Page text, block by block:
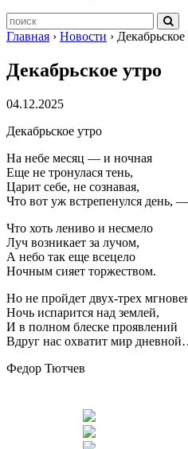
Главная › Новости › Декабрьское
Декабрьское утро
04.12.2025
Декабрьское утро
На небе месяц — и ночная
Еще не тронулася тень,
Царит себе, не сознавая,
Что вот уж встрепенулся день, —
Что хоть лениво и несмело
Луч возникает за лучом,
А небо так еще всецело
Ночным сияет торжеством.
Но не пройдет двух-трех
Ночь испарится над землей,
И в полном блеске проявлений
Вдруг нас охватит мир
Федор Тютчев